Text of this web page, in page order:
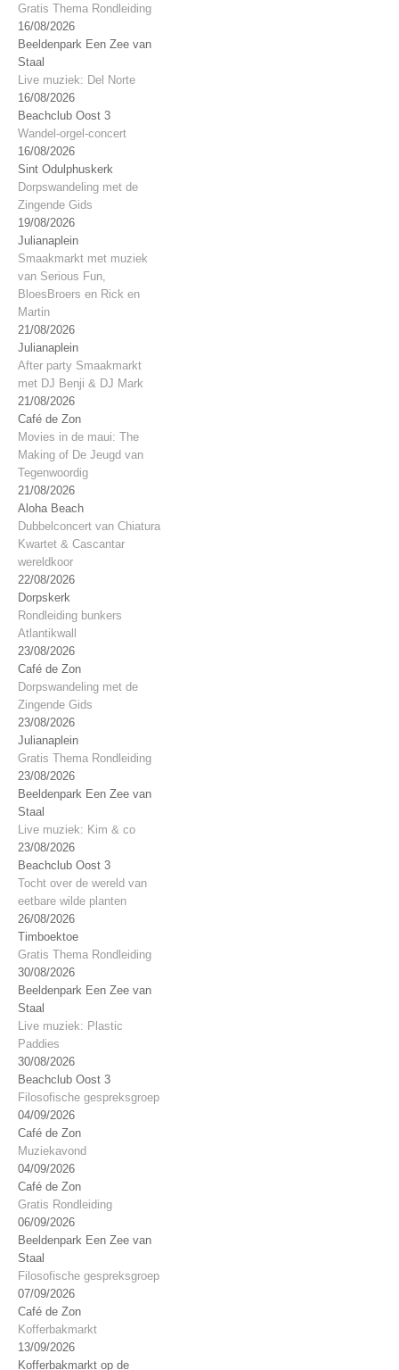
Gratis Thema Rondleiding
16/08/2026
Beeldenpark Een Zee van
Staal
Live muziek: Del Norte
16/08/2026
Beachclub Oost 3
Wandel-orgel-concert
16/08/2026
Sint Odulphuskerk
Dorpswandeling met de
Zingende Gids
19/08/2026
Julianaplein
Smaakmarkt met muziek
van Serious Fun,
BloesBroers en Rick en
Martin
21/08/2026
Julianaplein
After party Smaakmarkt
met DJ Benji & DJ Mark
21/08/2026
Café de Zon
Movies in de maui: The
Making of De Jeugd van
Tegenwoordig
21/08/2026
Aloha Beach
Dubbelconcert van Chiatura
Kwartet & Cascantar
wereldkoor
22/08/2026
Dorpskerk
Rondleiding bunkers
Atlantikwall
23/08/2026
Café de Zon
Dorpswandeling met de
Zingende Gids
23/08/2026
Julianaplein
Gratis Thema Rondleiding
23/08/2026
Beeldenpark Een Zee van
Staal
Live muziek: Kim & co
23/08/2026
Beachclub Oost 3
Tocht over de wereld van
eetbare wilde planten
26/08/2026
Timboektoe
Gratis Thema Rondleiding
30/08/2026
Beeldenpark Een Zee van
Staal
Live muziek: Plastic
Paddies
30/08/2026
Beachclub Oost 3
Filosofische gespreksgroep
04/09/2026
Café de Zon
Muziekavond
04/09/2026
Café de Zon
Gratis Rondleiding
06/09/2026
Beeldenpark Een Zee van
Staal
Filosofische gespreksgroep
07/09/2026
Café de Zon
Kofferbakmarkt
13/09/2026
Kofferbakmarkt op de